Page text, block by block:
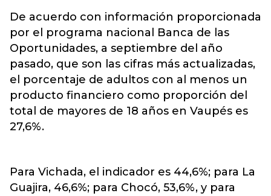
De acuerdo con información proporcionada
por el programa nacional Banca de las
Oportunidades, a septiembre del año
pasado, que son las cifras más actualizadas,
el porcentaje de adultos con al menos un
producto financiero como proporción del
total de mayores de 18 años en Vaupés es
27,6%.
Para Vichada, el indicador es 44,6%; para La
Guajira, 46,6%; para Chocó, 53,6%, y para